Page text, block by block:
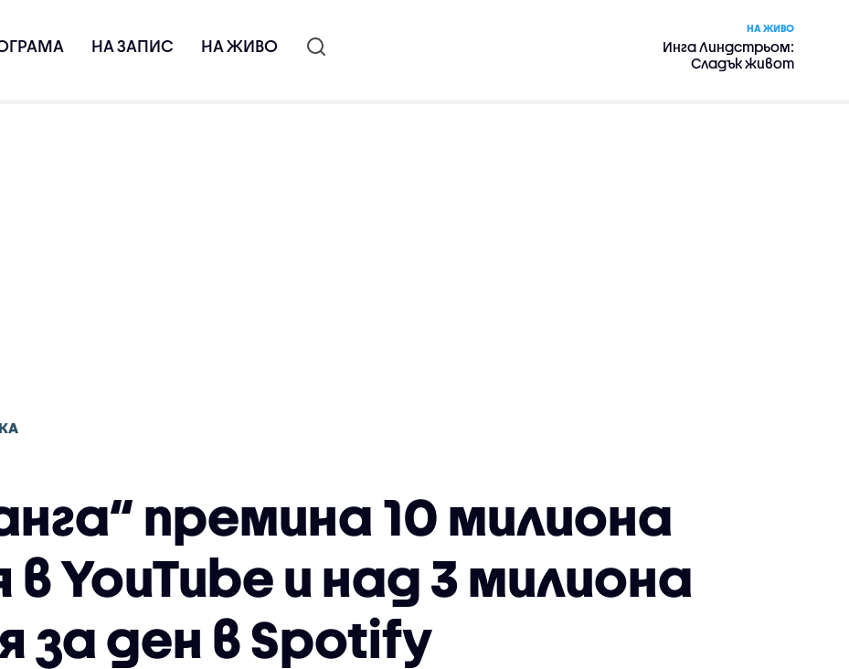
НА ЗАПИС НА ЖИВО
НА ЖИВО
Инга Линдстрьом:
Сладък живот
премина 10 милиона
в YouTube и над 3 милиона
за ден в Spotify